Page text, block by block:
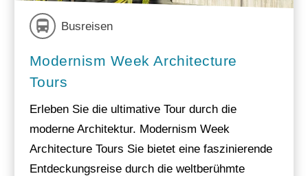
Busreisen
Modernism Week Architecture
Tours
Erleben Sie die ultimative Tour durch die
moderne Architektur. Modernism Week
Architecture Tours Sie bietet eine faszinierende
Entdeckungsreise durch die weltberühmte